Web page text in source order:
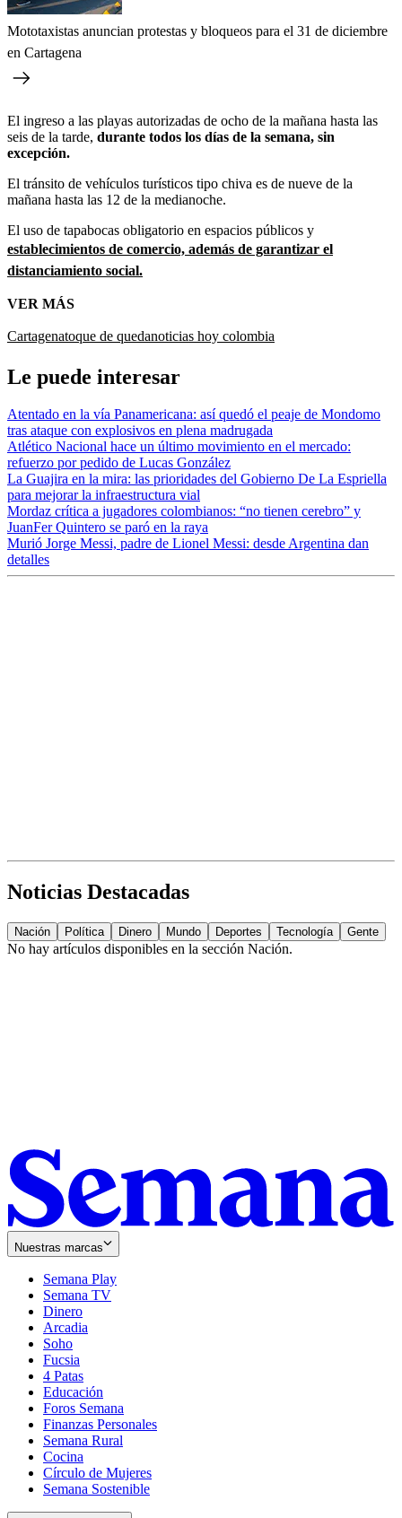
Mototaxistas anuncian protestas y bloqueos para el 31 de diciembre
en Cartagena
El ingreso a las playas autorizadas de ocho de la mañana hasta las
seis de la tarde, durante todos los días de la semana, sin
excepción.
El tránsito de vehículos turísticos tipo chiva es de nueve de la
mañana hasta las 12 de la medianoche.
El uso de tapabocas obligatorio en espacios públicos y
establecimientos de comercio, además de garantizar el
distanciamiento social.
VER MÁS
Cartagenatoque de quedanoticias hoy colombia
Le puede interesar
Atentado en la vía Panamericana: así quedó el peaje de Mondomo
tras ataque con explosivos en plena madrugada
Atlético Nacional hace un último movimiento en el mercado:
refuerzo por pedido de Lucas González
La Guajira en la mira: las prioridades del Gobierno De La Espriella
para mejorar la infraestructura vial
Mordaz crítica a jugadores colombianos: “no tienen cerebro” y
JuanFer Quintero se paró en la raya
Murió Jorge Messi, padre de Lionel Messi: desde Argentina dan
detalles
Noticias Destacadas
Nación Política Dinero Mundo Deportes Tecnología Gente
No hay artículos disponibles en la sección Nación.
Nuestras marcas
Semana Play
Semana TV
Dinero
Arcadia
Soho
in
new
window
Fucsia
in
new
window
4 Patas
Educación
Foros Semana
Finanzas Personales
Semana Rural
Cocina
Círculo de Mujeres
Semana Sostenible